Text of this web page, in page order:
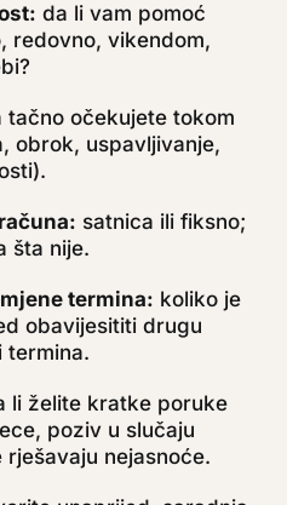
da li vam pomoć
redovno, vikendom,
tačno očekujete tokom
obrok, uspavljivanje,
satnica ili fiksno;
šta nije.
termina: koliko je
obavijesititi drugu
termina.
li želite kratke poruke
poziv u slučaju
nejasnoće.